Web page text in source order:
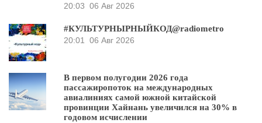
20:03 06 Авг 2026
#КУЛЬТУРНЫРНЫЙКОД@radiometro
20:01
06 Авг 2026
В первом полугодии 2026 года
пассажиропоток на международных
авиалиниях самой южной китайской
провинции Хайнань увеличился на 30% в
годовом исчислении